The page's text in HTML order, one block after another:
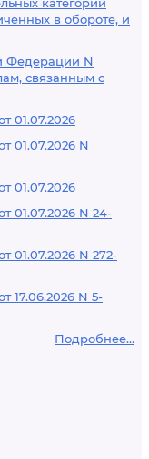
в обороте, и
Федерации N
связанным с
01.07.2026
01.07.2026 N
01.07.2026
01.07.2026 N 24-
01.07.2026 N 272-
17.06.2026 N 5-
Подробнее...